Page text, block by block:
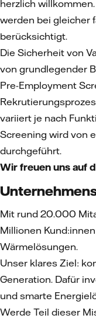
herzlich
werden bei gleicher
berücksichtigt.
Die Sicherheit von
von grundlegender
Pre-Employment
variiert je nach
Screening wird von
durchgeführt.
Wir freuen uns auf
Mit rund 20.000
Millionen
Wärmelösungen.
Unser klares Ziel:
Generation. Dafür
und smarte
Werde Teil dieser